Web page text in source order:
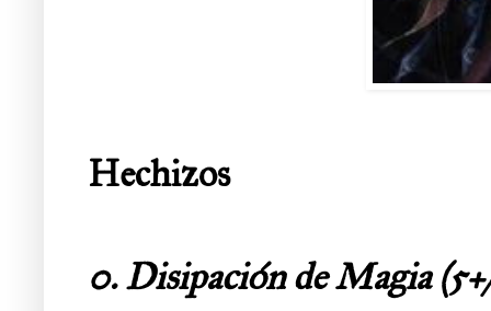
Hechizos
0. Disipación de Magia